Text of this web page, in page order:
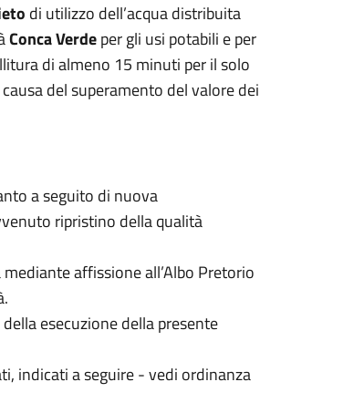
di utilizzo dell’acqua distribuita
Conca Verdeper gli usi potabili e per
di almeno 15 minuti per il solo
del superamento del valore dei
a seguito di nuova
ripristino della qualità
affissione all’Albo Pretorio
esecuzione della presente
indicati a seguire - vedi ordinanza